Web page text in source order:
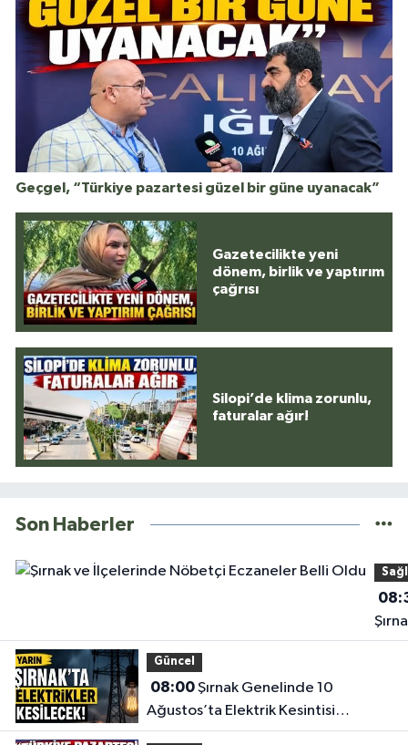
Geçgel, “Türkiye pazartesi güzel bir güne uyanacak”
Gazetecilikte yeni
dönem, birlik ve yaptırım
çağrısı
Silopi’de klima zorunlu,
faturalar ağır!
Son Haberler
Güncel
08:00Şırnak Genelinde 10
Ağustos’ta Elektrik Kesintisi
Yapılacak